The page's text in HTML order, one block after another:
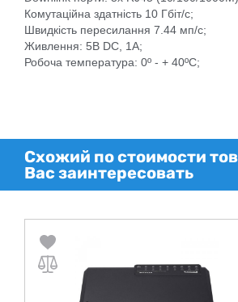
Комутаційна здатність 10 Гбіт/с;
Швидкість пересилання 7.44 мп/с;
Живлення: 5В DC, 1А;
Робоча температура: 0º - + 40ºC;
Схожий по стоимости
Вас заинтересовать